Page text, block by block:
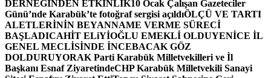
DERNEĞİNDEN ETKİNLİK10 Ocak Çalışan Gazeteciler
Günü’nde Karabük’te fotoğraf sergisi açıldıÖLÇÜ VE TARTI
ALETLERİNİN BEYANNAME VERME SÜRECİ
BAŞLADICAHİT ELiYİOĞLU EMEKLİ OLDUYENİCE İL
GENEL MECLİSİNDE İNCEBACAK GÖZ
DOLDURUYORAK Parti Karabük Milletvekilleri ve İl
Başkanı Esnaf ZiyaretindeCHP Karabük Milletvekili Sanayi